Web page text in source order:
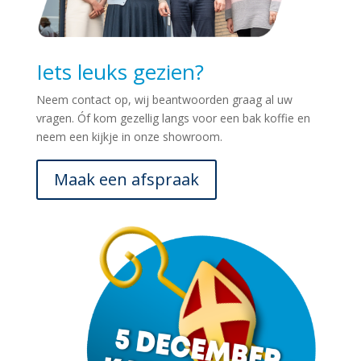
Iets leuks gezien?
Neem contact op, wij beantwoorden graag al uw
vragen. Óf kom gezellig langs voor een bak koffie en
neem een kijkje in onze showroom.
Maak een afspraak